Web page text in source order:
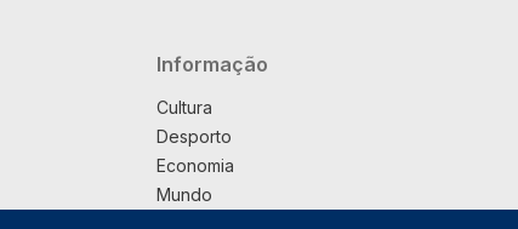
Navegação principal
Informação
Cultura
Desporto
Economia
Mundo